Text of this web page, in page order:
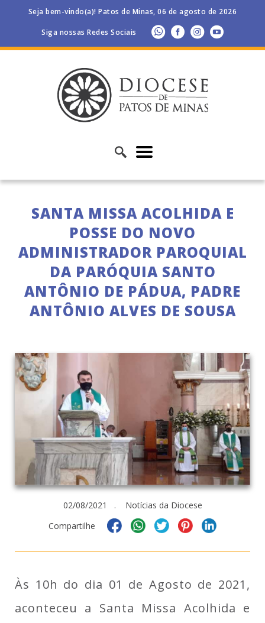
Seja bem-vindo(a)! Patos de Minas, 06 de agosto de 2026
Siga nossas Redes Sociais
SANTA MISSA ACOLHIDA E
POSSE DO NOVO
ADMINISTRADOR PAROQUIAL
DA PARÓQUIA SANTO
ANTÔNIO DE PÁDUA, PADRE
ANTÔNIO ALVES DE SOUSA
02/08/2021 . Notícias da Diocese
Compartilhe
Às 10h do dia 01 de Agosto de 2021,
aconteceu a Santa Missa Acolhida e